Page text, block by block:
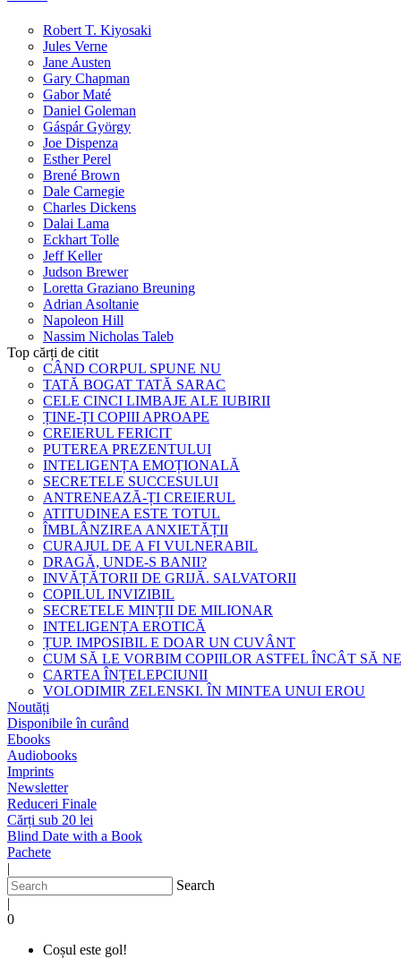
Robert T. Kiyosaki
Jules Verne
Jane Austen
Gary Chapman
Gabor Maté
Daniel Goleman
Gáspár György
Joe Dispenza
Esther Perel
Brené Brown
Dale Carnegie
Charles Dickens
Dalai Lama
Eckhart Tolle
Jeff Keller
Judson Brewer
Loretta Graziano Breuning
Adrian Asoltanie
Napoleon Hill
Nassim Nicholas Taleb
Top cărți de citit
CÂND CORPUL SPUNE NU
TATĂ BOGAT TATĂ SARAC
CELE CINCI LIMBAJE ALE IUBIRII
ȚINE-ȚI COPIII APROAPE
CREIERUL FERICIT
PUTEREA PREZENTULUI
INTELIGENȚA EMOȚIONALĂ
SECRETELE SUCCESULUI
ANTRENEAZĂ-ȚI CREIERUL
ATITUDINEA ESTE TOTUL
ÎMBLÂNZIREA ANXIETĂȚII
CURAJUL DE A FI VULNERABIL
DRAGĂ, UNDE-S BANII?
INVĂȚĂTORII DE GRIJĂ. SALVATORII
COPILUL INVIZIBIL
SECRETELE MINȚII DE MILIONAR
INTELIGENȚA EROTICĂ
ȚUP. IMPOSIBIL E DOAR UN CUVÂNT
CUM SĂ LE VORBIM COPIILOR ASTFEL ÎNCÂT SĂ
CARTEA ÎNȚELEPCIUNII
VOLODIMIR ZELENSKI. ÎN MINTEA UNUI EROU
Noutăți
Disponibile în curând
Ebooks
Audiobooks
Imprints
Newsletter
Reduceri Finale
Cărți sub 20 lei
Blind Date with a Book
Pachete
|
Search
|
0
Coșul este gol!